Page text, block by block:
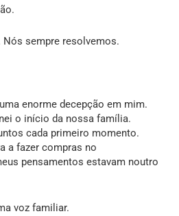
Nós sempre resolvemos.
enorme decepção em mim.
o início da nossa família.
cada primeiro momento.
a fazer compras no
pensamentos estavam noutro
voz familiar.